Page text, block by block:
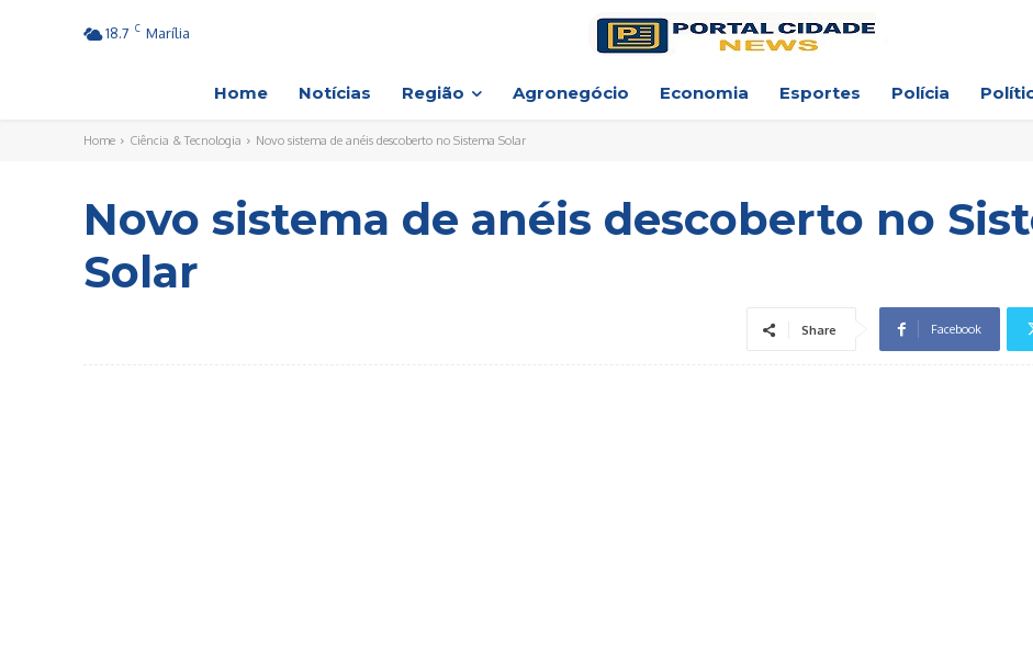
18.7 C Marília
Home Notícias Região Agronegócio Economia Esportes Polícia
Home Ciência & Tecnologia Novo sistema de anéis descoberto no Sistema Solar
Novo sistema de anéis descoberto no
Solar
Share Facebook